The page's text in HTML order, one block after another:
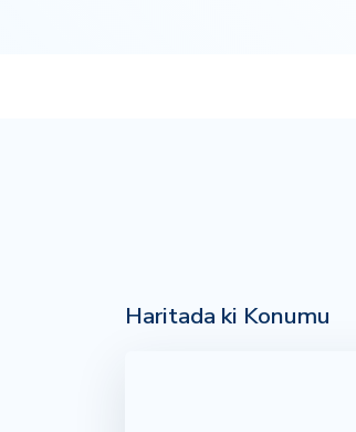
Haritada ki Konumu